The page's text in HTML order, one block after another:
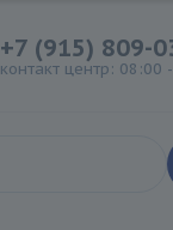
+7 (915) 809-
контакт центр: 08:00